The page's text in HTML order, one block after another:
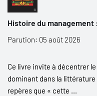
Histoire du management
Parution: 05 août 2026
Ce livre invite à décentrer
dominant dans la littérature
repères que « cette ...